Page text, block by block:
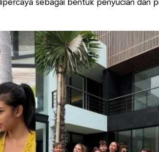
sebagai bentuk penyucian dan